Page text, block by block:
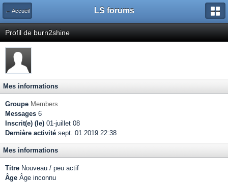
← Accueil LS forums
Profil de burn2shine
Mes informations
Groupe Members
Messages 6
Inscrit(e) (le) 01-juillet 08
Dernière activité sept. 01 2019 22:38
Mes informations
Titre Nouveau / peu actif
Âge Âge inconnu